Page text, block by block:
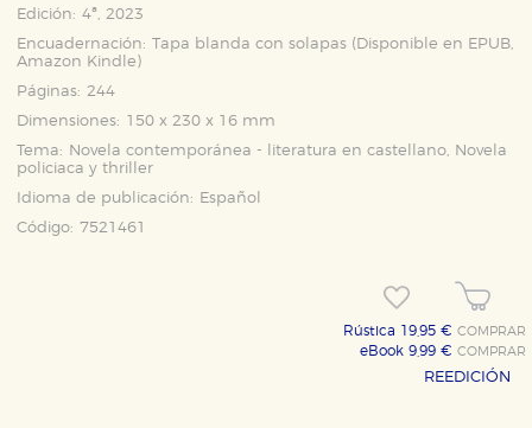
Edición: 4ª, 2023
Encuadernación: Tapa blanda con solapas (Disponible en EPUB,
Amazon Kindle )
Páginas: 244
Dimensiones: 150 x 230 x 16 mm
Tema:
Novela contemporánea - literatura en castellano, Novela
policiaca y thriller
Idioma de publicación:
Español
Código: 7521461
Rústica 19,95 €COMPRAR
eBook 9,99 €COMPRAR
REEDICIÓN